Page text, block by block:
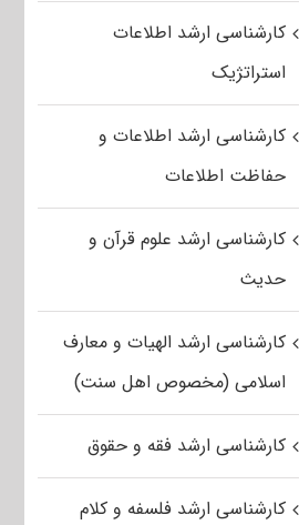
کارشناسی ارشد اطلاعات
استراتژیک
کارشناسی ارشد اطلاعات و
حفاظت اطلاعات
کارشناسی ارشد علوم قرآن و
حدیث
کارشناسی ارشد الهیات و معارف
اسلامی (مخصوص اهل سنت)
کارشناسی ارشد فقه و حقوق
کارشناسی ارشد فلسفه و کلام